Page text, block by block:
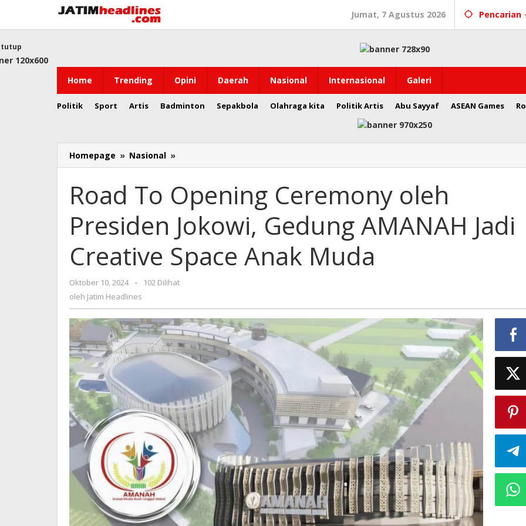
konten
Jumat, 7 Agustus 2026 Pencarian
Home Trending Opini Daerah Nasional Internasional Galeri
Politik Sport Artis Badminton Sepakbola Olahraga kita Politik Artis Abu Sayyaf ASEAN Games
tutup
Homepage » Nasional »
To
Ceremony
oleh
Presiden
Jokowi,
Gedung
AMANAH
Jadi
Creative
Road To Opening Ceremony oleh
Presiden Jokowi, Gedung AMANAH Jadi
Creative Space Anak Muda
Oktober 10, 2024
oleh
-
102 Dilihat
oleh Jatim Headlines